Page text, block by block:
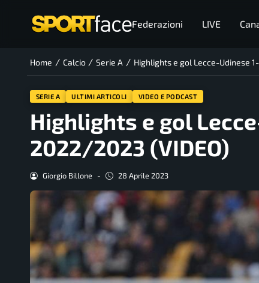
Federazioni LIVE
Home / Calcio / Serie A / Highlights e gol Lecce-Udinese
SERIE A ULTIMI ARTICOLI VIDEO E PODCAST
Highlights e gol
2022/2023 (VIDEO)
Giorgio Billone - 28 Aprile 2023